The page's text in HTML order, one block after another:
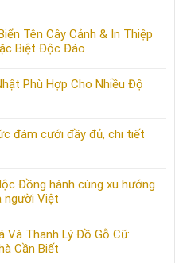
Tên Cây Cảnh & In Thiệp
Biệt Độc Đáo
Phù Hợp Cho Nhiều Độ
đám cưới đầy đủ, chi tiết
Đồng hành cùng xu hướng
người Việt
Và Thanh Lý Đồ Gỗ Cũ:
Cần Biết